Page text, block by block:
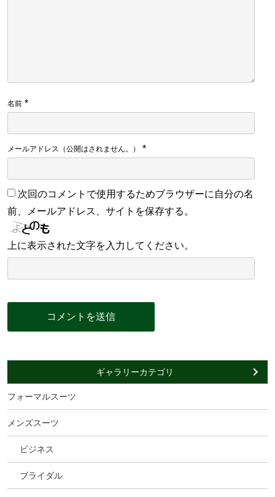
名前 *
メールアドレス（公開はされません。） *
次回のコメントで使用するためブラウザーに自分の名
前、メールアドレス、サイトを保存する。
上に表示された文字を入力してください。
ギャラリーカテゴリ
フォーマルスーツ
メンズスーツ
ビジネス
ブライダル